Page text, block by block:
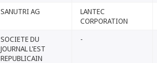
SANUTRI AG
LANTEC
CORPORATION
SOCIETE DU
JOURNAL L'EST
REPUBLICAIN
-